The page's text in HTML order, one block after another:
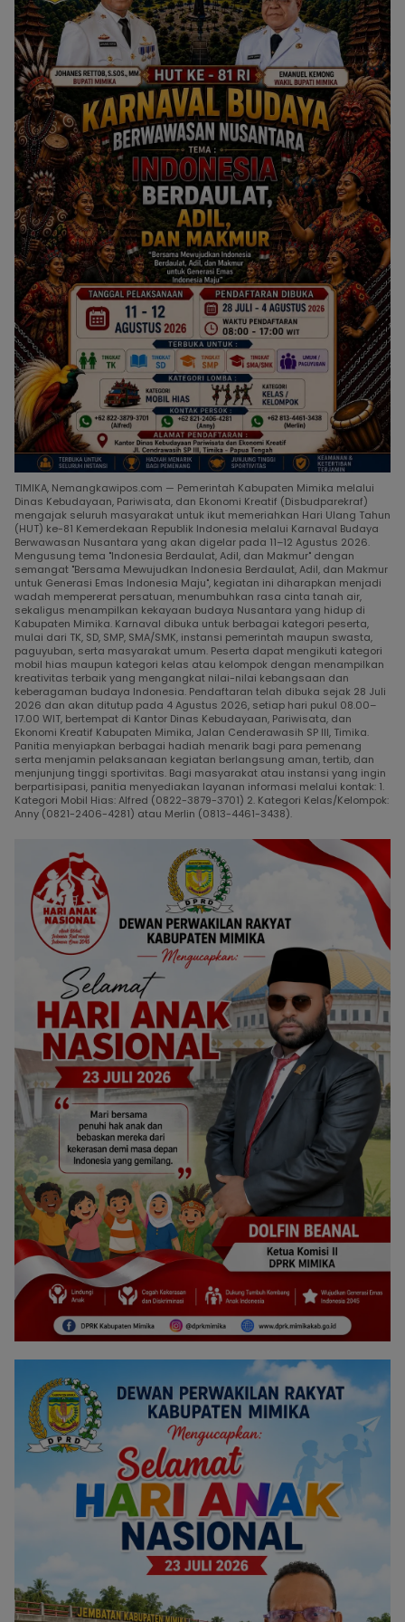
TIMIKA, Nemangkawipos.com — Pemerintah Kabupaten Mimika melalui
Dinas Kebudayaan, Pariwisata, dan Ekonomi Kreatif (Disbudparekraf)
mengajak seluruh masyarakat untuk ikut memeriahkan Hari Ulang Tahun
(HUT) ke-81 Kemerdekaan Republik Indonesia melalui Karnaval Budaya
Berwawasan Nusantara yang akan digelar pada 11–12 Agustus 2026.
Mengusung tema "Indonesia Berdaulat, Adil, dan Makmur" dengan
semangat "Bersama Mewujudkan Indonesia Berdaulat, Adil, dan Makmur
untuk Generasi Emas Indonesia Maju", kegiatan ini diharapkan menjadi
wadah mempererat persatuan, menumbuhkan rasa cinta tanah air,
sekaligus menampilkan kekayaan budaya Nusantara yang hidup di
Kabupaten Mimika. Karnaval dibuka untuk berbagai kategori peserta,
mulai dari TK, SD, SMP, SMA/SMK, instansi pemerintah maupun swasta,
paguyuban, serta masyarakat umum. Peserta dapat mengikuti kategori
mobil hias maupun kategori kelas atau kelompok dengan menampilkan
kreativitas terbaik yang mengangkat nilai-nilai kebangsaan dan
keberagaman budaya Indonesia. Pendaftaran telah dibuka sejak 28 Juli
2026 dan akan ditutup pada 4 Agustus 2026, setiap hari pukul 08.00–
17.00 WIT, bertempat di Kantor Dinas Kebudayaan, Pariwisata, dan
Ekonomi Kreatif Kabupaten Mimika, Jalan Cenderawasih SP III, Timika.
Panitia menyiapkan berbagai hadiah menarik bagi para pemenang
serta menjamin pelaksanaan kegiatan berlangsung aman, tertib, dan
menjunjung tinggi sportivitas. Bagi masyarakat atau instansi yang ingin
berpartisipasi, panitia menyediakan layanan informasi melalui kontak: 1.
Kategori Mobil Hias: Alfred (0822-3879-3701) 2. Kategori Kelas/Kelompok:
Anny (0821-2406-4281) atau Merlin (0813-4461-3438).